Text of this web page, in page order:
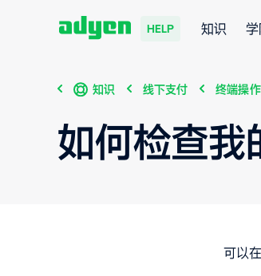
HELP 知识
知识 线下支付 终端操作
如何检查我
可以